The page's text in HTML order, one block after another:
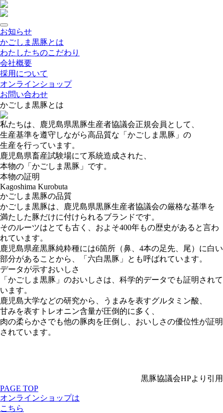
お知らせ
かごしま黒豚とは
わたしたちのこだわり
会社概要
採用について
オンラインショップ
お問い合わせ
かごしま黒豚とは
私たちは、鹿児島県黒豚生産者協議会正規会員として、
生産基準を遵守しながら高品質な「かごしま黒豚」の
生産を行っています。
鹿児島県畜産試験場にて系統造成された、
本物の「かごしま黒豚」です。
本物の証明
Kagoshima Kurobuta
かごしま黒豚の品質
かごしま黒豚は、鹿児島県黒豚生産者協議会の厳格な基準を
満たした豚だけに付けられるブランドです。
そのルーツはとても古く、およそ400年もの歴史があると言わ
れています。
鹿児島県産黒豚純粋種には6箇所（鼻、4本の足先、尾）に白い
部分があることから、
「六白黒豚」とも呼ばれています。
データが示すおいしさ
「かごしま黒豚」のおいしさは、科学的データでも証明されて
います。
鹿児島大学などの研究から、うまみを表すグルタミン酸、
甘みを表すトレオニン含量が圧倒的に多く、
肉の柔らかさでも他の豚肉を圧倒し、おいしさの優位性が証明
されています。
黒豚協議会HPより引用
PAGE TOP
オンラインショップは
こちら